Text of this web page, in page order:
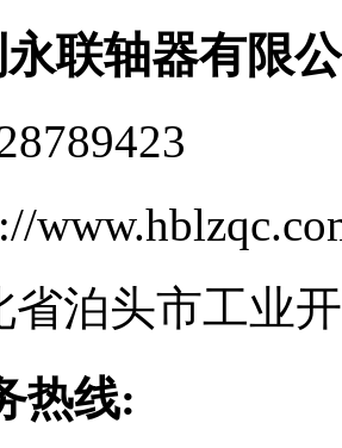
联轴器有限
省泊头市工业
热线: